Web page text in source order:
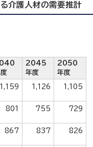
介護人材の需要推計
2045
年度
2050
年度
1,159 1,126 1,105
801 755 729
867 837 826